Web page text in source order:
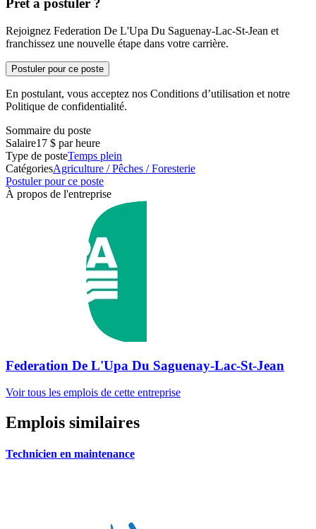
Prêt à postuler ?
Rejoignez Federation De L'Upa Du Saguenay-Lac-St-Jean et
franchissez une nouvelle étape dans votre carrière.
Postuler pour ce poste
En postulant, vous acceptez nos Conditions d’utilisation et notre
Politique de confidentialité.
Sommaire du poste
Salaire17 $ par heure
Type de posteTemps plein
CatégoriesAgriculture / Pêches / Foresterie
Postuler pour ce poste
À propos de l'entreprise
Federation De L'Upa Du Saguenay-Lac-St-Jean
Voir tous les emplois de cette entreprise
Emplois similaires
Technicien en maintenance